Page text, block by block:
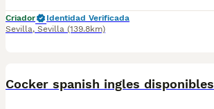
Criador
Identidad Verificada
Sevilla, Sevilla (139.8km)
Cocker spanish ingles disponibles